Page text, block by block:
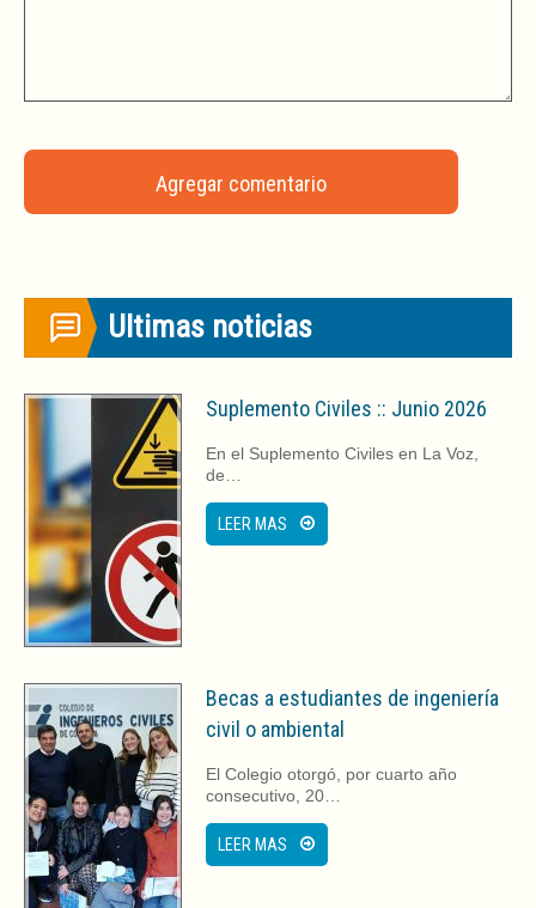
Ultimas noticias
Suplemento Civiles :: Junio 2026
En el Suplemento Civiles en La Voz,
de…
LEER MAS
Becas a estudiantes de ingeniería
civil o ambiental
El Colegio otorgó, por cuarto año
consecutivo, 20…
LEER MAS